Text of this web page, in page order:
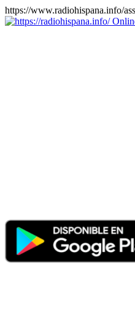
https://www.radiohispana.info/